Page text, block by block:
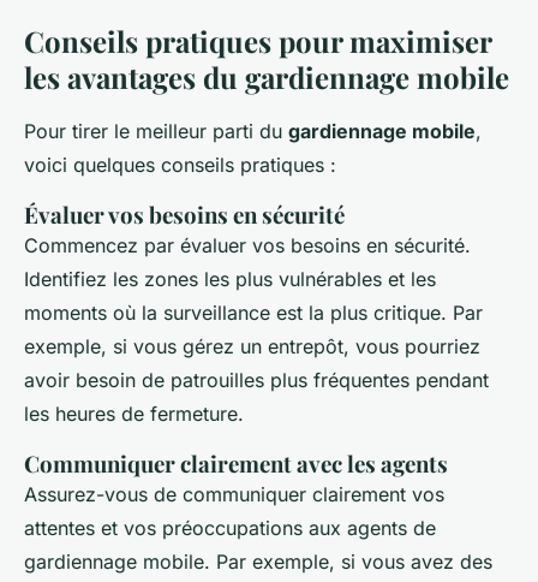
Conseils pratiques pour maximiser
les avantages du gardiennage mobile
Pour tirer le meilleur parti du gardiennage mobile,
voici quelques conseils pratiques :
Évaluer vos besoins en sécurité
Commencez par évaluer vos besoins en sécurité.
Identifiez les zones les plus vulnérables et les
moments où la surveillance est la plus critique. Par
exemple, si vous gérez un entrepôt, vous pourriez
avoir besoin de patrouilles plus fréquentes pendant
les heures de fermeture.
Communiquer clairement avec les agents
Assurez-vous de communiquer clairement vos
attentes et vos préoccupations aux agents de
gardiennage mobile. Par exemple, si vous avez des